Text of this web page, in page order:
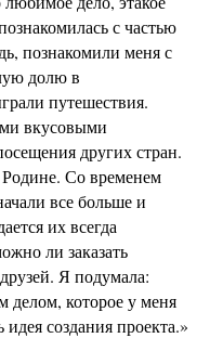
с частью
познакомили меня с
долю в
путешествия.
вкусовыми
других стран.
Со временем
все больше и
их всегда
ли заказать
Я подумала:
делом, которое у меня
создания проекта.»